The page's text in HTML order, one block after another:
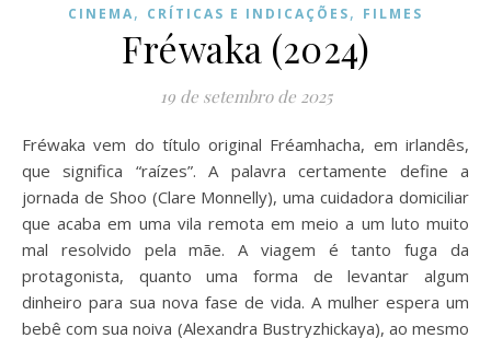
CINEMA, CRÍTICAS E INDICAÇÕES, FILMES
Fréwaka (2024)
19 de setembro de 2025
Fréwaka vem do título original Fréamhacha, em irlandês,
que significa “raízes”. A palavra certamente define a
jornada de Shoo (Clare Monnelly), uma cuidadora domiciliar
que acaba em uma vila remota em meio a um luto muito
mal resolvido pela mãe. A viagem é tanto fuga da
protagonista, quanto uma forma de levantar algum
dinheiro para sua nova fase de vida. A mulher espera um
bebê com sua noiva (Alexandra Bustryzhickaya), ao mesmo